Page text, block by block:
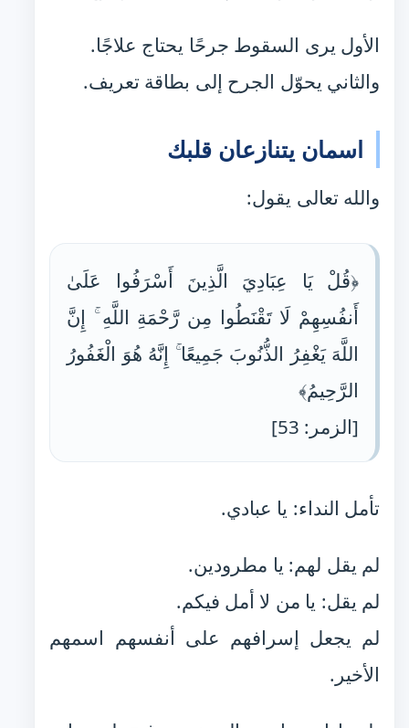
الأول يرى السقوط جرحًا يحتاج علاجًا.
والثاني يحوّل الجرح إلى بطاقة تعريف.
اسمان يتنازعان قلبك
والله تعالى يقول:
﴿قُلْ يَا عِبَادِيَ الَّذِينَ أَسْرَفُوا عَلَىٰ
أَنفُسِهِمْ لَا تَقْنَطُوا مِن رَّحْمَةِ اللَّهِ ۚ إِنَّ
اللَّهَ يَغْفِرُ الذُّنُوبَ جَمِيعًا ۚ إِنَّهُ هُوَ الْغَفُورُ
الرَّحِيمُ﴾
[الزمر: 53]
تأمل النداء: يا عبادي.
لم يقل لهم: يا مطرودين.
لم يقل: يا من لا أمل فيكم.
لم يجعل إسرافهم على أنفسهم اسمهم
الأخير.